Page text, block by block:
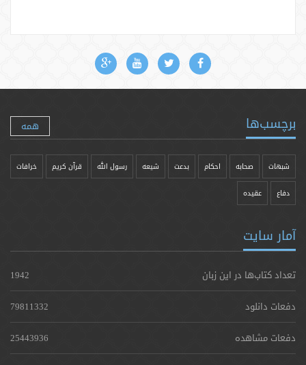
برچسب‌ها همه
شبهات صحابه احکام بدعت شیعه رسول الله قرآن کریم خرافات
دفاع عقیده
آمار سایت
تعداد کتاب‌ها در این زبان
1942
دفعات دانلود
79811332
دفعات مشاهده
25443936